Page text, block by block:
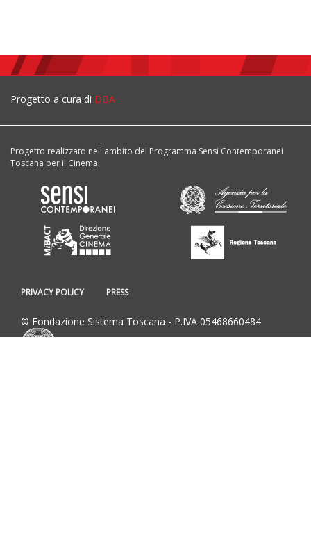
Progetto a cura di DBA
Progetto realizzato nell'ambito del Programma Sensi Contemporanei
Toscana per il Cinema
PRIVACY POLICY PRESS
© Fondazione Sistema Toscana - P.IVA 05468660484